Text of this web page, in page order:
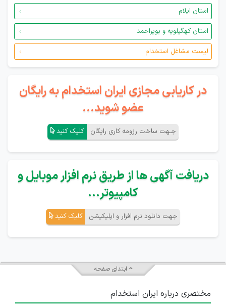
استان ایلام
استان کهگیلویه و بویراحمد
لیست مشاغل استخدام
در کاریابی مجازی ایران استخدام به رایگان
عضو شوید...
جـهت ساخت رزومه کاری رایگان کلیک کنید
دریافت آگهی ها از طریق نرم افزار موبایل و
کامپیوتر...
جهت دانلود نرم افزار و اپلیکیشن کلیک کنید
ابتدای صفحه
مختصری درباره ایران استخدام